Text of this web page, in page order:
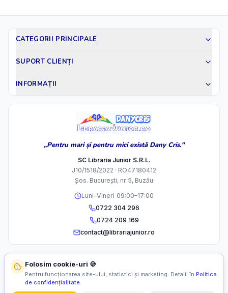
CATEGORII PRINCIPALE
SUPORT CLIENȚI
INFORMAȚII
„Pentru mari și pentru mici există Dany Cris."
SC Libraria Junior S.R.L.
J10/1518/2022 · RO47180412
Șos. București, nr. 5, Buzău
Luni–Vineri 09:00–17:00
0722 304 296
0724 209 169
contact@librariajunior.ro
Folosim cookie-uri 🍪
Pentru funcționarea site-ului, statistici și marketing. Detalii în Politica
de confidențialitate.